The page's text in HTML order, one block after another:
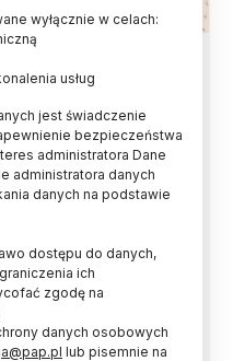
tys. chętnych
więcej niż w
rejestracji na
w Szczecinie
16,5 tys.
więcej niż w
we wtorek
cieszą się
wyłącznie w celach:
usług
jest świadczenie
bezpieczeństwa
administratora Dane
administratora danych
danych na podstawie
dostępu do danych,
ich
zgodę na
danych osobowych
lub pisemnie na